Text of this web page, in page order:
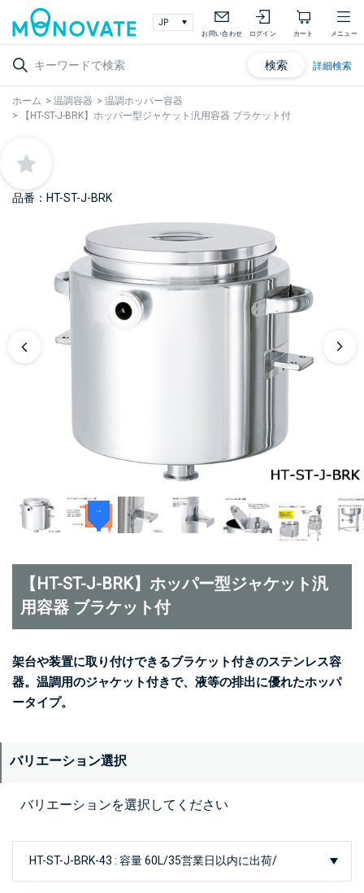
お問い合わせ ログイン カート メニュー
検索 詳細検索
ホーム > 温調容器 > 温調ホッパー容器
>
【HT-ST-J-BRK】ホッパー型ジャケット汎用容器 ブラケット付
品番：HT-ST-J-BRK
【HT-ST-J-BRK】ホッパー型ジャケット汎
用容器 ブラケット付
架台や装置に取り付けできるブラケット付きのステンレス容
器。温調用のジャケット付きで、液等の排出に優れたホッパ
ータイプ。
バリエーション選択
バリエーションを選択してください